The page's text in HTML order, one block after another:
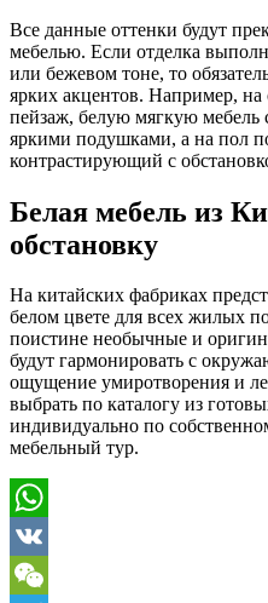
Все данные оттенки будут
мебелью. Если отделка
или бежевом тоне, то
ярких акцентов. Например,
пейзаж, белую мягкую мебель
яркими подушками, а на пол
контрастирующий с
Белая мебель из
обстановку
На китайских фабриках
белом цвете для всех жилых
поистине необычные и
будут гармонировать с
ощущение умиротворения и
выбрать по каталогу из
индивидуально по
мебельный тур.
WhatsApp
VK